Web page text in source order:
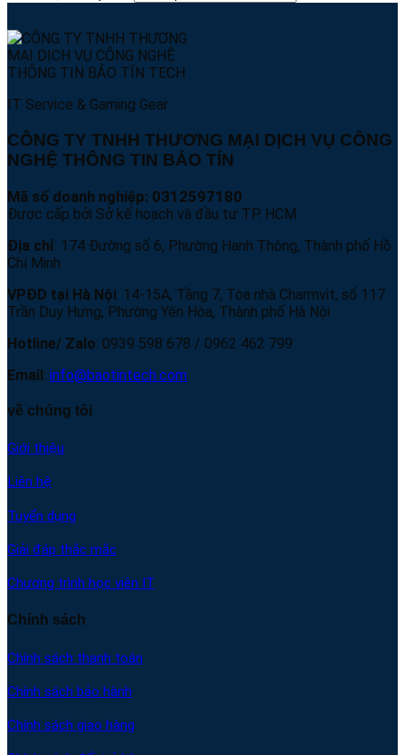
IT Service & Gaming Gear
CÔNG TY TNHH THƯƠNG MẠI DỊCH VỤ CÔNG
NGHỆ THÔNG TIN BẢO TÍN
Mã số doanh nghiệp: 0312597180
Được cấp bởi Sở kế hoạch và đầu tư TP. HCM
Địa chỉ: 174 Đường số 6, Phường Hạnh Thông, Thành phố Hồ
Chí Minh
VPĐD tại Hà Nội: 14-15A, Tầng 7, Tòa nhà Charmvit, số 117
Trần Duy Hưng, Phường Yên Hòa, Thành phố Hà Nội
Hotline/ Zalo: 0939 598 678 / 0962 462 799
Email: info@baotintech.com
về chúng tôi
Giới thiệu
Liên hệ
Tuyển dụng
Giải đáp thắc mắc
Chương trình học viên IT
Chính sách
Chính sách thanh toán
Chính sách bảo hành
Chính sách giao hàng